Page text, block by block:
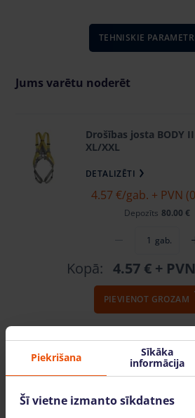
TEHNISKIE
Jums varētu noderēt
Drošības josta BODY
XL/XXL
DETALIZĒTI
4.57 €/gab. + PVN
Depozīts 80.00 €
gab.
Kopā: 4.57 € +
PIEVIENOT GROZAM
Video
Piekrišana
Sīkāka
informācija
Šī vietne izmanto sīkdatnes